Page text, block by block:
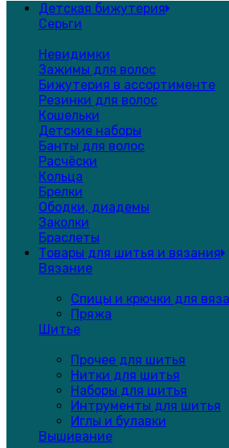
Детская бижутерия
Серьги
Невидимки
Зажимы для волос
Бижутерия в ассортименте
Резинки для волос
Кошельки
Детские наборы
Банты для волос
Расчёски
Кольца
Брелки
Ободки, диадемы
Заколки
Браслеты
Товары для шитья и вязания
Вязание
Спицы и крючки для
Пряжа
Шитье
Прочее для шитья
Нитки для шитья
Наборы для шитья
Интрументы для шитья
Иглы и булавки
Вышивание